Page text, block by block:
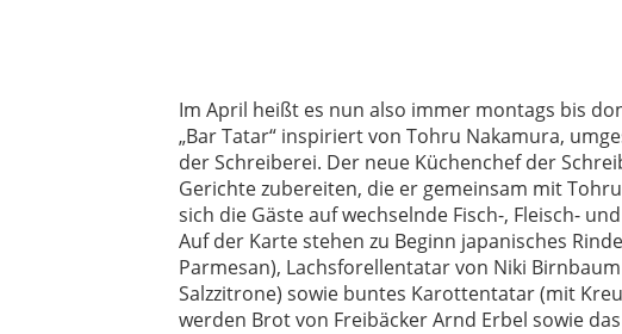
Im April heißt es nun also immer montags bis
„Bar Tatar“ inspiriert von Tohru Nakamura,
der Schreiberei. Der neue Küchenchefder
Gerichte zubereiten, die er gemeinsam mit
sich die Gäste auf wechselnde Fisch-, Fleisch-
Auf der Karte stehen zu Beginn japanisches
Parmesan), Lachsforellentatar von Niki
Salzzitrone) sowie buntes Karottentatar (mit
werden Brot von Freibäcker Arnd Erbel sowie